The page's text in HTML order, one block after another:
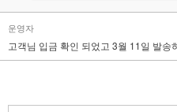
운영자
고객님 입금 확인 되었고 3월 11일 발송